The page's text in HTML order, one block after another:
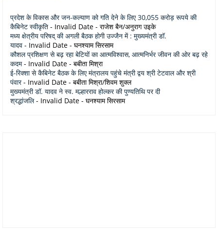
प्रदेश के विकास और जन-कल्याण को गति देने के लिए 30,055 करोड़ रूपये की
कैबिनेट स्वीकृति - Invalid Date - राजेश बैन/अनुराग उइके
मध्य क्षेत्रीय परिषद् की अगली बैठक होगी उज्जैन में : मुख्यमंत्री डॉ.
यादव - Invalid Date - घनश्याम सिरसाम
कौशल प्रशिक्षण से बढ़ रहा बेटियों का आत्मविश्वास, आत्मनिर्भर जीवन की ओर बढ़ रहे
कदम- Invalid Date - बबीता मिश्रा
ई-रिक्शा से कैबिनेट बैठक के लिए मंत्रालय पहुंचे मंत्री द्वय श्री टेटवाल और श्री
पंवार- Invalid Date - बबीता मिश्रा/शिवम शुक्ल
मुख्यमंत्री डॉ. यादव ने स्व. मल्हारराव होल्कर की पुण्यतिथि पर दी
श्रद्धांजलि- Invalid Date - घनश्याम सिरसाम